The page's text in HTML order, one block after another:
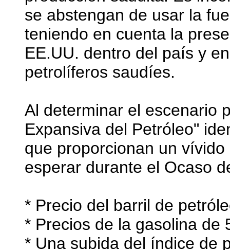
se abstengan de usar la
teniendo en cuenta la
EE.UU. dentro del país y
petrolíferos saudíes.
Al determinar el escenario
Expansiva del Petróleo"
que proporcionan un
esperar durante el Ocaso
* Precio del barril de
* Precios de la gasolina de
* Una subida del índice de